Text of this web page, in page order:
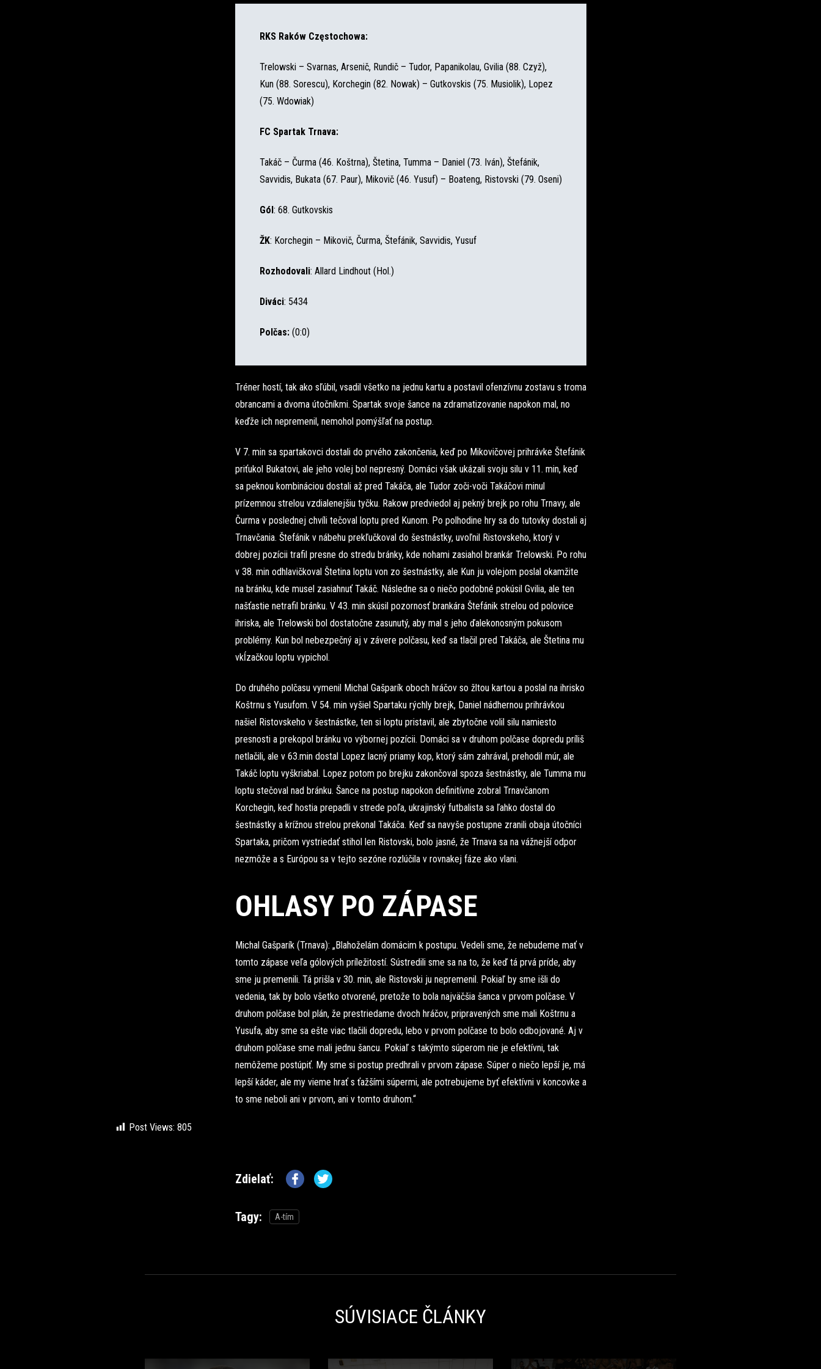
RKS Raków Częstochowa:
Trelowski – Svarnas, Arsenič, Rundič – Tudor, Papanikolau, Gvilia (88. Czyž),
Kun (88. Sorescu), Korchegin (82. Nowak) – Gutkovskis (75. Musiolik), Lopez
(75. Wdowiak)
FC Spartak Trnava:
Takáč – Čurma (46. Koštrna), Štetina, Tumma – Daniel (73. Iván), Štefánik,
Savvidis, Bukata (67. Paur), Mikovič (46. Yusuf) – Boateng, Ristovski (79. Oseni)
Gól: 68. Gutkovskis
ŽK: Korchegin – Mikovič, Čurma, Štefánik, Savvidis, Yusuf
Rozhodovali: Allard Lindhout (Hol.)
Diváci: 5434
Polčas: (0:0)
Tréner hostí, tak ako sľúbil, vsadil všetko na jednu kartu a postavil ofenzívnu zostavu s troma
obrancami a dvoma útočníkmi. Spartak svoje šance na zdramatizovanie napokon mal, no
keďže ich nepremenil, nemohol pomýšľať na postup.
V 7. min sa spartakovci dostali do prvého zakončenia, keď po Mikovičovej prihrávke Štefánik
priťukol Bukatovi, ale jeho volej bol nepresný. Domáci však ukázali svoju silu v 11. min, keď
sa peknou kombináciou dostali až pred Takáča, ale Tudor zoči-voči Takáčovi minul
prízemnou strelou vzdialenejšiu tyčku. Rakow predviedol aj pekný brejk po rohu Trnavy, ale
Čurma v poslednej chvíli tečoval loptu pred Kunom. Po polhodine hry sa do tutovky dostali aj
Trnavčania. Štefánik v nábehu prekľučkoval do šestnástky, uvoľnil Ristovskeho, ktorý v
dobrej pozícii trafil presne do stredu bránky, kde nohami zasiahol brankár Trelowski. Po rohu
v 38. min odhlavičkoval Štetina loptu von zo šestnástky, ale Kun ju volejom poslal okamžite
na bránku, kde musel zasiahnuť Takáč. Následne sa o niečo podobné pokúsil Gvilia, ale ten
našťastie netrafil bránku. V 43. min skúsil pozornosť brankára Štefánik strelou od polovice
ihriska, ale Trelowski bol dostatočne zasunutý, aby mal s jeho ďalekonosným pokusom
problémy. Kun bol nebezpečný aj v závere polčasu, keď sa tlačil pred Takáča, ale Štetina mu
vkĺzačkou loptu vypichol.
Do druhého polčasu vymenil Michal Gašparík oboch hráčov so žltou kartou a poslal na ihrisko
Koštrnu s Yusufom. V 54. min vyšiel Spartaku rýchly brejk, Daniel nádhernou prihrávkou
našiel Ristovskeho v šestnástke, ten si loptu pristavil, ale zbytočne volil silu namiesto
presnosti a prekopol bránku vo výbornej pozícii. Domáci sa v druhom polčase dopredu príliš
netlačili, ale v 63.min dostal Lopez lacný priamy kop, ktorý sám zahrával, prehodil múr, ale
Takáč loptu vyškriabal. Lopez potom po brejku zakončoval spoza šestnástky, ale Tumma mu
loptu stečoval nad bránku. Šance na postup napokon definitívne zobral Trnavčanom
Korchegin, keď hostia prepadli v strede poľa, ukrajinský futbalista sa ľahko dostal do
šestnástky a krížnou strelou prekonal Takáča. Keď sa navyše postupne zranili obaja útočníci
Spartaka, pričom vystriedať stihol len Ristovski, bolo jasné, že Trnava sa na vážnejší odpor
nezmôže a s Európou sa v tejto sezóne rozlúčila v rovnakej fáze ako vlani.
OHLASY PO ZÁPASE
Michal Gašparík (Trnava): „Blahoželám domácim k postupu. Vedeli sme, že nebudeme mať v
tomto zápase veľa gólových príležitostí. Sústredili sme sa na to, že keď tá prvá príde, aby
sme ju premenili. Tá prišla v 30. min, ale Ristovski ju nepremenil. Pokiaľ by sme išli do
vedenia, tak by bolo všetko otvorené, pretože to bola najväčšia šanca v prvom polčase. V
druhom polčase bol plán, že prestriedame dvoch hráčov, pripravených sme mali Koštrnu a
Yusufa, aby sme sa ešte viac tlačili dopredu, lebo v prvom polčase to bolo odbojované. Aj v
druhom polčase sme mali jednu šancu. Pokiaľ s takýmto súperom nie je efektívni, tak
nemôžeme postúpiť. My sme si postup predhrali v prvom zápase. Súper o niečo lepší je, má
lepší káder, ale my vieme hrať s ťažšími súpermi, ale potrebujeme byť efektívni v koncovke a
to sme neboli ani v prvom, ani v tomto druhom.“
Post Views: 805
Zdielať:
Tagy: A-tím
SÚVISIACE ČLÁNKY